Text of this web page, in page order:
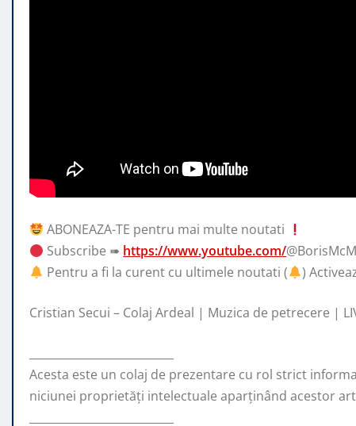
ABONEAZA-TE pentru mai multe noutati
Subscribe ➠ https://www.youtube.com/
Pentru a fi la curent cu ultimele noutati ( )
Cristian Secui – Colaj Ardeal | Muzica de petrecere |
Acesta este un colaj de prezentare cu rol strict
niciunei proprietăți intelectuale aparținând acestor